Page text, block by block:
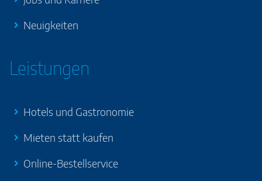
Neuigkeiten
Leistungen
Hotels und Gastronomie
Mieten statt kaufen
Online-Bestellservice